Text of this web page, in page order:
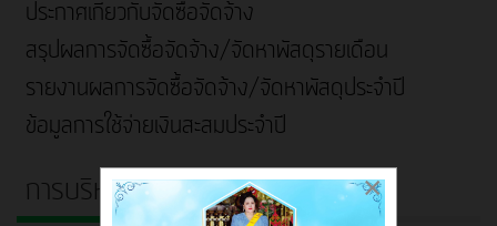
ประกาศเกี่ยวกับจัดซื้อจัดจ้าง
สรุปผลการจัดซื้อจัดจ้าง/จัดหาพัสดุรายเดือน
รายงานผลการจัดซื้อจัดจ้าง/จัดหาพัสดุประจำปี
ข้อมูลการใช้จ่ายเงินสะสมประจำปี
การบริหารและพัฒนาทรัพยากรบุคคล
×